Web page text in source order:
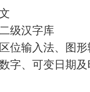
级汉字库
位输入法、图
字、可变日期